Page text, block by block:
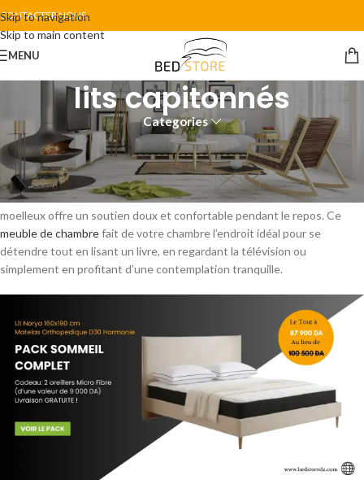
Skip to navigation
Skip to main content
CONTACTER NOUS
MENU
lits capitonnés
Categories
lits capitonnés
Les lits capitonnés offrent une atmosphère plus douce et plus
accueillante à toute la chambre. La tête de lit en tissu rembourré
moelleux offre un soutien doux et confortable pendant le repos. Ce
meuble de chambrefait de votre chambre l’endroit idéal pour se
détendre tout en lisant un livre, en regardant la télévision ou
simplement en profitant d’une contemplation tranquille.